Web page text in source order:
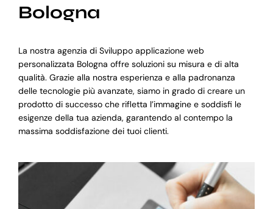
Bologna
La nostra agenzia di Sviluppo applicazione web
personalizzata Bologna offre soluzioni su misura e di alta
qualità. Grazie alla nostra esperienza e alla padronanza
delle tecnologie più avanzate, siamo in grado di creare un
prodotto di successo che rifletta l’immagine e soddisfi le
esigenze della tua azienda, garantendo al contempo la
massima soddisfazione dei tuoi clienti.